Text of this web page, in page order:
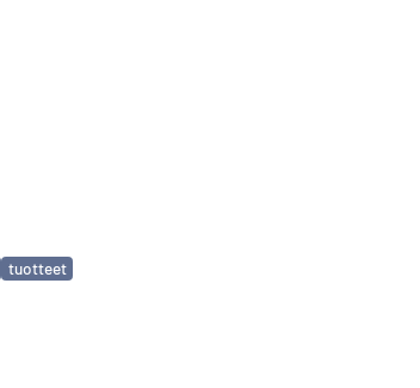
tuotteet